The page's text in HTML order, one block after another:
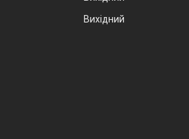
Вихідний